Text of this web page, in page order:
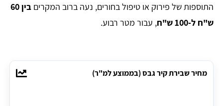
התוספות של פירוק או טיפול בחורים, נעה ברוב המקרים
בין 60
ש"ח ל-100 ש"ח
, עבור מטר רבוע.
מחיר שבירת קיר גבס (בממוצע למ"ר)